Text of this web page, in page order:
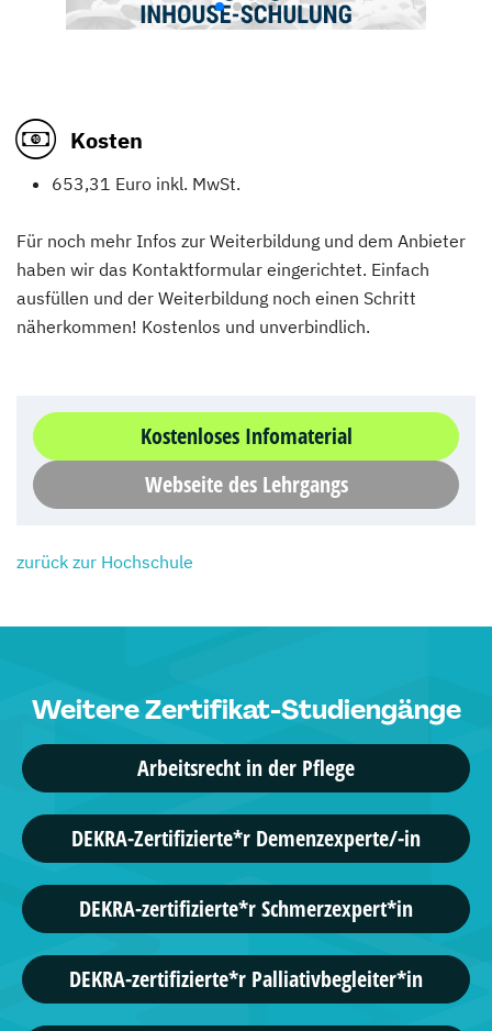
Kosten
653,31 Euro inkl. MwSt.
Für noch mehr Infos zur Weiterbildung und dem Anbieter
haben wir das Kontaktformular eingerichtet. Einfach
ausfüllen und der Weiterbildung noch einen Schritt
näherkommen! Kostenlos und unverbindlich.
Kostenloses Infomaterial
Webseite des Lehrgangs
zurück zur Hochschule
Weitere Zertifikat-Studiengänge
Arbeitsrecht in der Pflege
DEKRA-Zertifizierte*r Demenzexperte/-in
DEKRA-zertifizierte*r Schmerzexpert*in
DEKRA-zertifizierte*r Palliativbegleiter*in